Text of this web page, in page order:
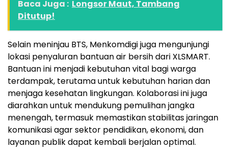
Baca Juga : Longsor Maut, Tambang
Ditutup!
Selain meninjau BTS, Menkomdigi juga mengunjungi
lokasi penyaluran bantuan air bersih dari XLSMART.
Bantuan ini menjadi kebutuhan vital bagi warga
terdampak, terutama untuk kebutuhan harian dan
menjaga kesehatan lingkungan. Kolaborasi ini juga
diarahkan untuk mendukung pemulihan jangka
menengah, termasuk memastikan stabilitas jaringan
komunikasi agar sektor pendidikan, ekonomi, dan
layanan publik dapat kembali berjalan optimal.